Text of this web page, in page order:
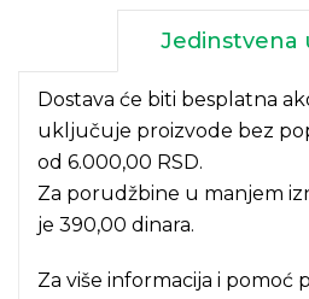
Jedinstvena
Dostava će biti besplatna
uključuje proizvode bez
od 6.000,00 RSD.
Za porudžbine u manjem
je 390,00 dinara.
Za više informacija i pomoć